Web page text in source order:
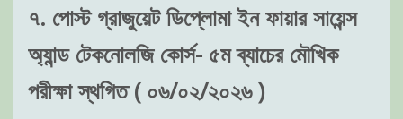
৭. পোস্ট গ্রাজুয়েট ডিপ্লোমা ইন ফায়ার সায়েন্স
অ্যান্ড টেকনোলজি কোর্স- ৫ম ব্যাচের মৌখিক
পরীক্ষা স্থগিত ( ০৬/০২/২০২৬ )